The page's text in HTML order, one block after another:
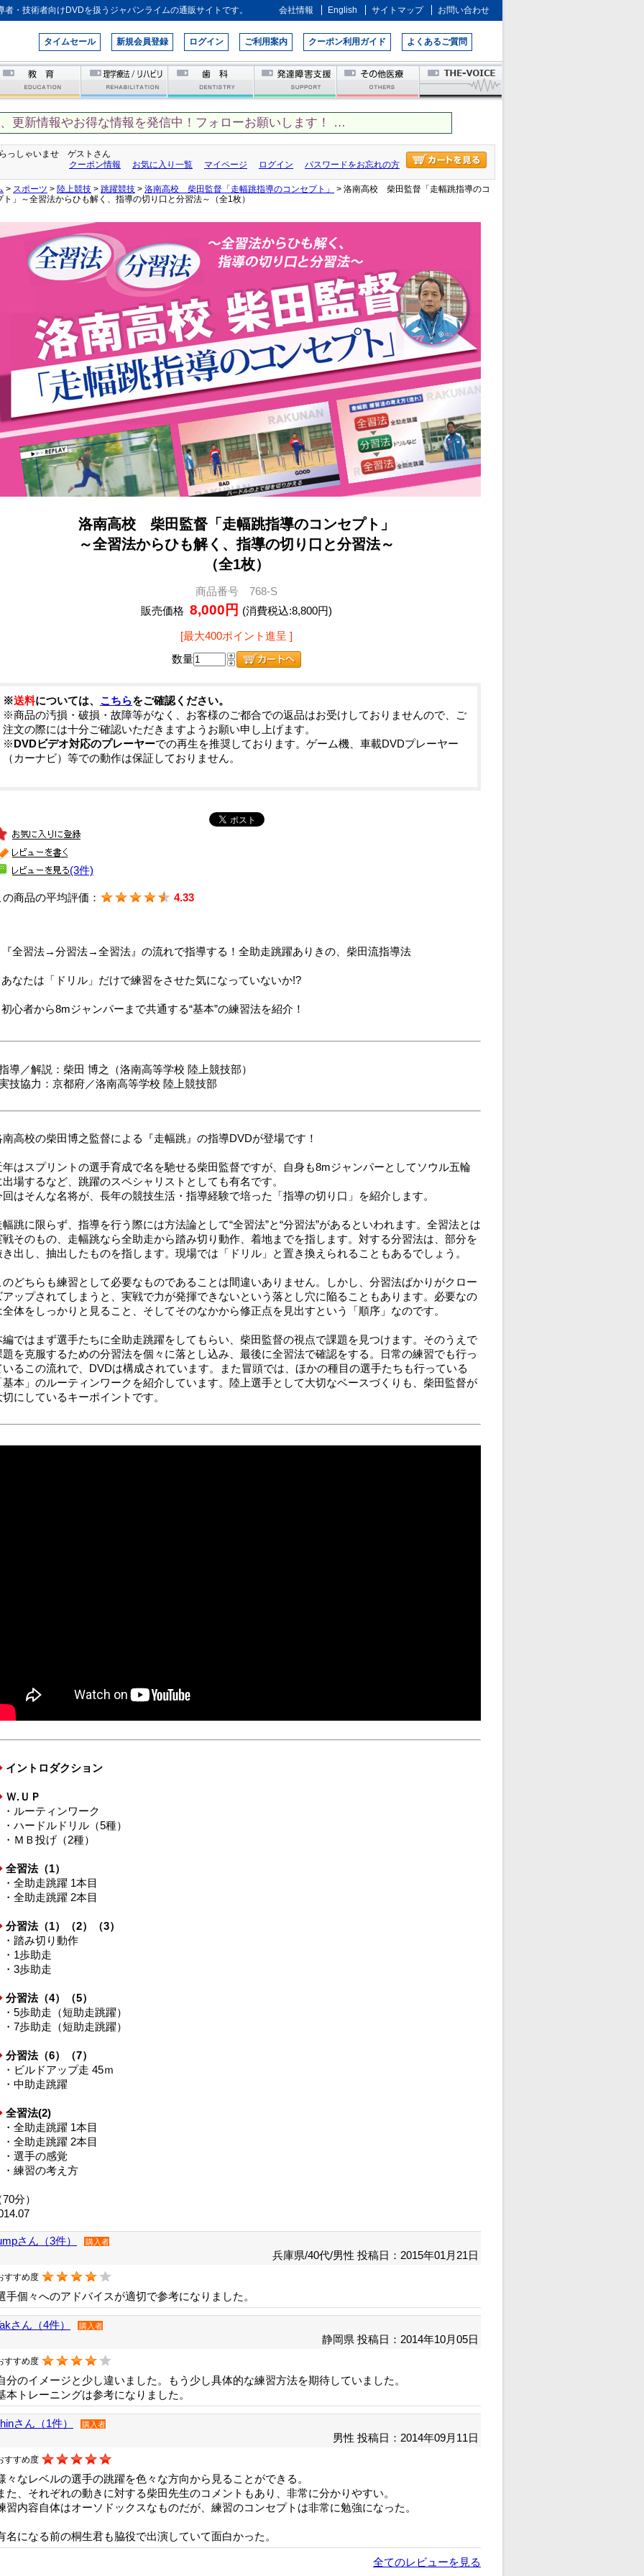
・技術者向けDVDを扱うジャパンライムの通販サイトです。 会社情報 English サイトマップ お問い合わせ
タイムセール 新規会員登録 ログイン ご利用案内 クーポン利用ガイド よくあるご質問
新情報やお得な情報を発信中！フォローお願いします！ …
っしゃいませ ゲストさん
クーポン情報
お気に入り一覧 マイページ ログイン パスワードをお忘れの方
> スポーツ > 陸上競技 > 跳躍競技 > 洛南高校 柴田監督「走幅跳指導のコンセプト」
> 洛南高校 柴田監督「走幅跳指導のコ
ト」～全習法からひも解く、指導の切り口と分習法～（全1枚）
洛南高校 柴田監督「走幅跳指導のコンセプト」
～全習法からひも解く、指導の切り口と分習法～
（全1枚）
商品番号 768-S
販売価格 8,000円 (消費税込:8,800円)
[最大400ポイント進呈 ]
数量
※送料については、 こちらをご確認ください。
※商品の汚損・破損・故障等がなく、お客様のご都合での返品はお受けしておりませんので、ご
注文の際には十分ご確認いただきますようお願い申し上げます。
※DVDビデオ対応のプレーヤーでの再生を推奨しております。ゲーム機、車載DVDプレーヤー
（カーナビ）等での動作は保証しておりません。
(3件)
の商品の平均評価： 4.33
全習法→分習法→全習法』の流れで指導する！全助走跳躍ありきの、柴田流指導法
なたは「ドリル」だけで練習をさせた気になっていないか!?
心者から8mジャンパーまで共通する“基本”の練習法を紹介！
導／解説：柴田 博之（洛南高等学校 陸上競技部）
技協力：京都府／洛南高等学校 陸上競技部
南高校の柴田博之監督による『走幅跳』の指導DVDが登場です！
年はスプリントの選手育成で名を馳せる柴田監督ですが、自身も8mジャンパーとしてソウル五輪
出場するなど、跳躍のスペシャリストとしても有名です。
回はそんな名将が、長年の競技生活・指導経験で培った「指導の切り口」を紹介します。
幅跳に限らず、指導を行う際には方法論として“全習法”と“分習法”があるといわれます。全習法とは
戦そのもの、走幅跳なら全助走から踏み切り動作、着地までを指します。対する分習法は、部分を
き出し、抽出したものを指します。現場では「ドリル」と置き換えられることもあるでしょう。
のどちらも練習として必要なものであることは間違いありません。しかし、分習法ばかりがクロー
アップされてしまうと、実戦で力が発揮できないという落とし穴に陥ることもあります。必要なの
全体をしっかりと見ること、そしてそのなかから修正点を見出すという「順序」なのです。
編ではまず選手たちに全助走跳躍をしてもらい、柴田監督の視点で課題を見つけます。そのうえで
題を克服するための分習法を個々に落とし込み、最後に全習法で確認をする。日常の練習でも行っ
いるこの流れで、DVDは構成されています。また冒頭では、ほかの種目の選手たちも行っている
基本」のルーティンワークを紹介しています。陸上選手として大切なベースづくりも、柴田監督が
切にしているキーポイントです。
イントロダクション
Ｗ.ＵＰ
ルーティンワーク
ハードルドリル（5種）
ＭＢ投げ（2種）
全習法（1）
全助走跳躍 1本目
全助走跳躍 2本目
分習法（1）（2）（3）
踏み切り動作
1歩助走
3歩助走
分習法（4）（5）
5歩助走（短助走跳躍）
7歩助走（短助走跳躍）
分習法（6）（7）
ビルドアップ走 45ｍ
中助走跳躍
全習法(2)
全助走跳躍 1本目
全助走跳躍 2本目
選手の感覚
練習の考え方
分）
さん（3件） 購入者
兵庫県/40代/男性 投稿日：2015年01月21日
すすめ度
手個々へのアドバイスが適切で参考になりました。
さん（4件） 購入者
静岡県 投稿日：2014年10月05日
すすめ度
分のイメージと少し違いました。もう少し具体的な練習方法を期待していました。
本トレーニングは参考になりました。
さん（1件） 購入者
男性 投稿日：2014年09月11日
すすめ度
々なレベルの選手の跳躍を色々な方向から見ることができる。
た、それぞれの動きに対する柴田先生のコメントもあり、非常に分かりやすい。
習内容自体はオーソドックスなものだが、練習のコンセプトは非常に勉強になった。
名になる前の桐生君も脇役で出演していて面白かった。
全てのレビューを見る